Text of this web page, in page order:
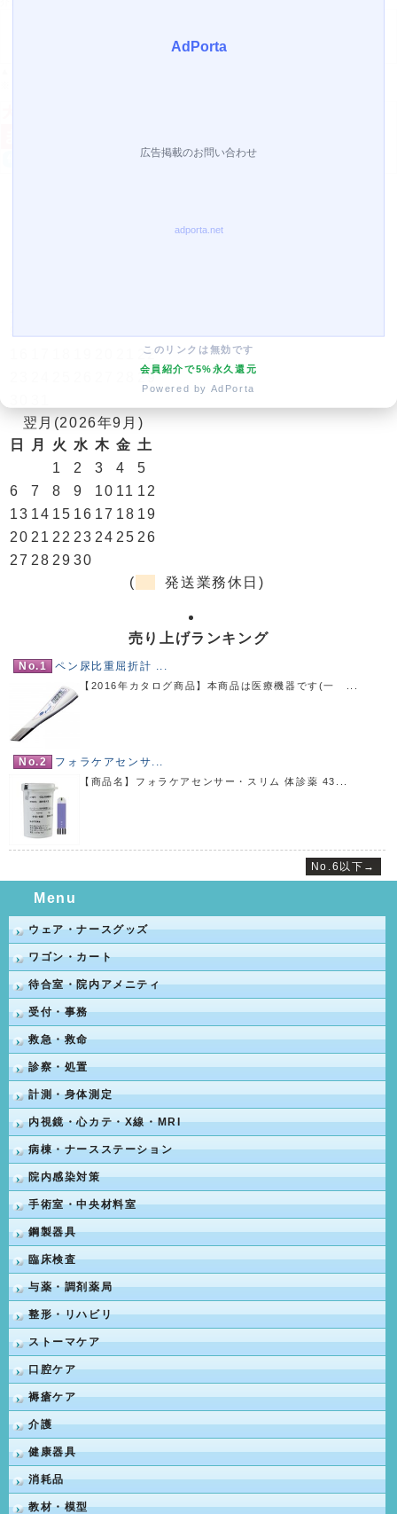
22
29
翌月(2026年9月)
日
月 火 水 木 金 土
1
2 3 4
5
6
7 8 9 10 11 12
13 14 15 16 17 18 19
20 21 22 23 24 25 26
27 28 29 30
(
発送業務休日)
売り上げランキング
No.1 ペン尿比重屈折計 ...
【2016年カタログ商品】本商品は医療機器です(一 ...
No.2 フォラケアセンサ...
【商品名】フォラケアセンサー・スリム 体診薬 43...
No.6以下→
Menu
ウェア・ナースグッズ
ワゴン・カート
待合室・院内アメニティ
受付・事務
救急・救命
診察・処置
計測・身体測定
内視鏡・心カテ・X線・MRI
病棟・ナースステーション
院内感染対策
手術室・中央材料室
鋼製器具
臨床検査
与薬・調剤薬局
整形・リハビリ
ストーマケア
口腔ケア
褥瘡ケア
介護
健康器具
消耗品
教材・模型
このリンクは無効です
会員紹介で5%永久還元
Powered by AdPorta